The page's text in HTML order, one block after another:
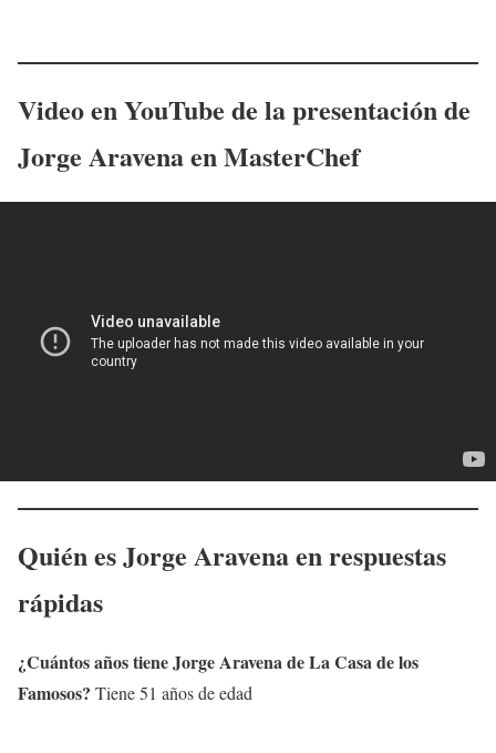
Video en YouTube de la presentación de
Jorge Aravena en MasterChef
Quién esJorge Aravenaen respuestas
rápidas
¿Cuántos años tieneJorge Aravenade La Casa de los
Famosos? Tiene 51 años de edad